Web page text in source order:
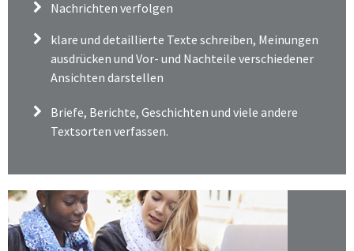
Nachrichten verfolgen
klare und detaillierte Texte schreiben, Meinungen
ausdrücken und Vor- und Nachteile verschiedener
Ansichten darstellen
Briefe, Berichte, Geschichten und viele andere
Textsorten verfassen.